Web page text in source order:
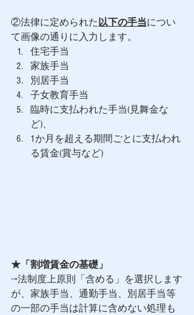
②法律に定められた以下の手当につい
て画像の通りに入力します。
住宅手当
家族手当
別居手当
子女教育手当
臨時に支払われた手当(見舞金な
ど)、
1か月を超える期間ごとに支払われ
る賃金(賞与など)
★「割増賃金の基礎」
→法制度上原則「含める」を選択します
が、家族手当、通勤手当、別居手当等
の一部の手当は計算に含めない処理も